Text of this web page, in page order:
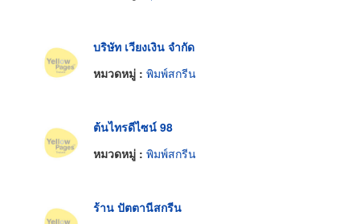
บริษัท เวียงเงิน จำกัด
หมวดหมู่ : พิมพ์สกรีน
ต้นไทรดีไซน์ 98
หมวดหมู่ : พิมพ์สกรีน
ร้าน ปัตตานีสกรีน